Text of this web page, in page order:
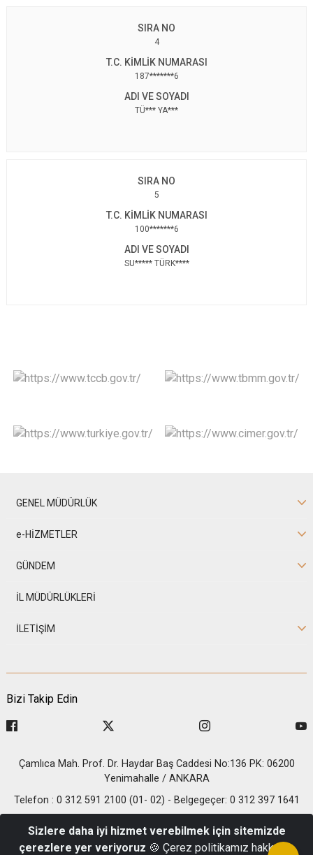
4
187*******6
TÜ*** YA***
5
100*******6
SU***** TÜRK****
GENEL MÜDÜRLÜK
e-HİZMETLER
GÜNDEM
İL MÜDÜRLÜKLERİ
İLETİŞİM
Bizi Takip Edin
Çamlıca Mah. Prof. Dr. Haydar Baş Caddesi No:136 PK: 06200
Yenimahalle / ANKARA
Telefon : 0 312 591 2100 (01- 02) - Belgegeçer: 0 312 397 1641
Genel Müdürlüğü
Sizlere daha iyi hizmet verebilmek için sitemizde
çerezlere yer veriyoruz 🍪 Çerez politikamız hakkında